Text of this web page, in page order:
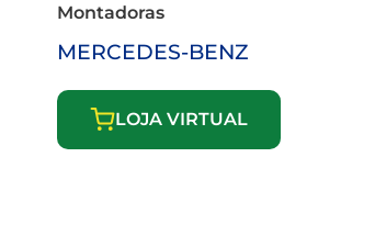
Montadoras
MERCEDES-BENZ
LOJA VIRTUAL